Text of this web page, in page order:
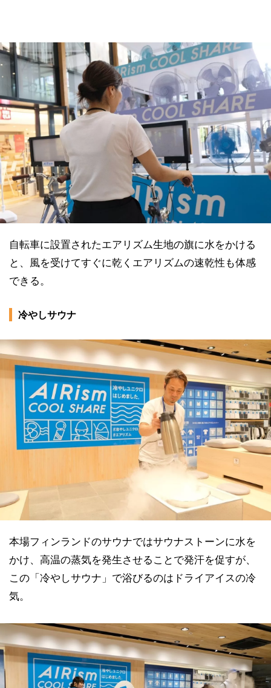
自転車に設置されたエアリズム生地の旗に水をかける
と、風を受けてすぐに乾くエアリズムの速乾性も体感
できる。
冷やしサウナ
本場フィンランドのサウナではサウナストーンに水を
かけ、高温の蒸気を発生させることで発汗を促すが、
この「冷やしサウナ」で浴びるのはドライアイスの冷
気。